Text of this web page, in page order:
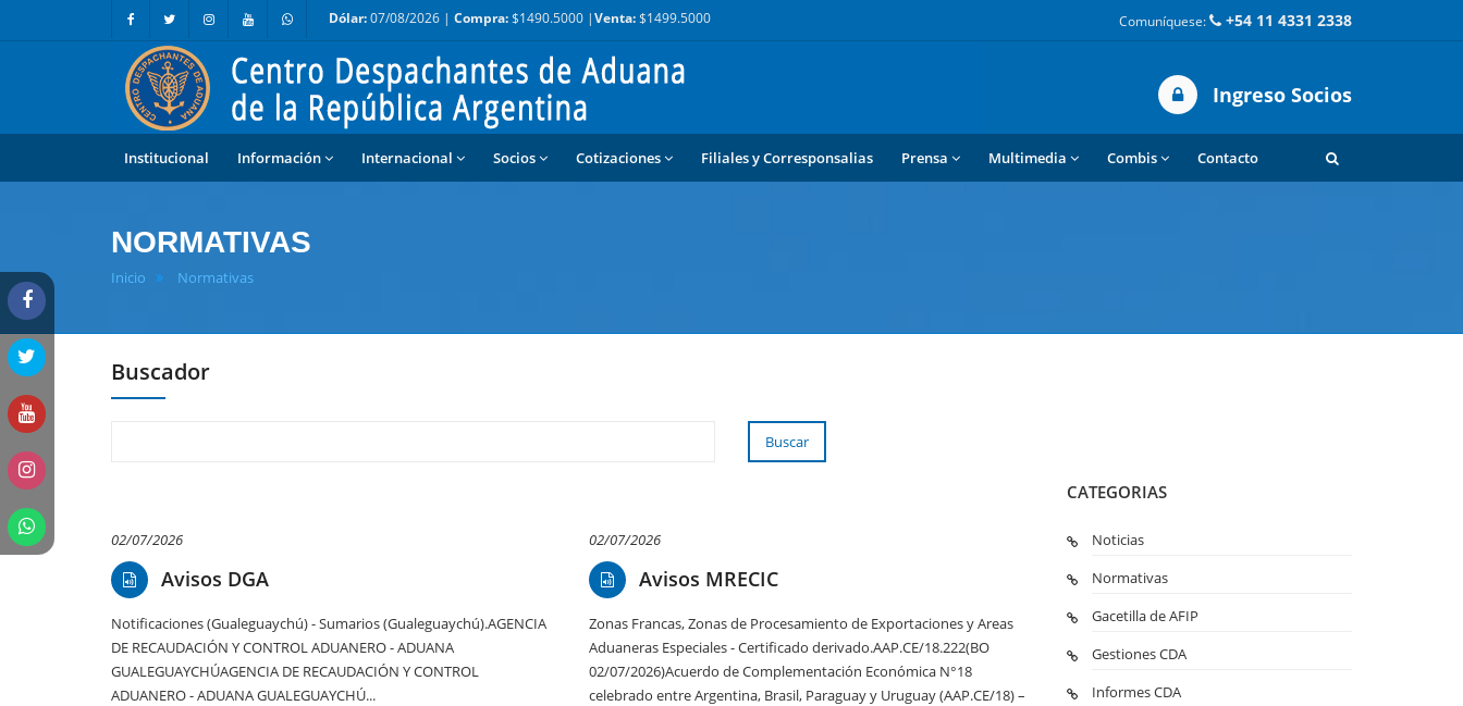
Dólar:07/08/2026 | Compra:$1490.5000 |Venta:$1499.5000 Comuníquese: +54 11 4331 2338
Ingreso Socios
Institucional Información Internacional Socios Cotizaciones Filiales y Corresponsalias Prensa Multimedia Combis Contacto
NORMATIVAS
Inicio Normativas
Buscador
Buscar
02/07/2026
Avisos DGA
Notificaciones (Gualeguaychú) - Sumarios (Gualeguaychú).AGENCIA
DE RECAUDACIÓN Y CONTROL ADUANERO - ADUANA
GUALEGUAYCHÚAGENCIA DE RECAUDACIÓN Y CONTROL
ADUANERO - ADUANA GUALEGUAYCHÚ...
02/07/2026
Avisos MRECIC
Zonas Francas, Zonas de Procesamiento de Exportaciones y Areas
Aduaneras Especiales - Certificado derivado.AAP.CE/18.222(BO
02/07/2026)Acuerdo de Complementación Económica N°18
celebrado entre Argentina, Brasil, Paraguay y Uruguay (AAP.CE/18) –
CATEGORIAS
Noticias
Normativas
Gacetilla de AFIP
Gestiones CDA
Informes CDA